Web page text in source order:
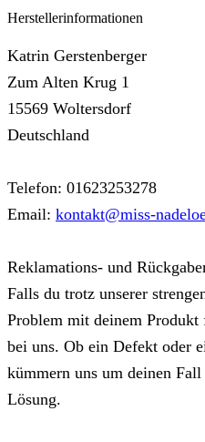
Herstellerinformationen
Katrin Gerstenberger
Zum Alten Krug 1
15569 Woltersdorf
Deutschland
Telefon: 01623253278
Email: kontakt@miss-
Reklamations- und
Falls du trotz unserer
Problem mit deinem Produkt
bei uns. Ob ein Defekt oder
kümmern uns um deinen
Lösung.